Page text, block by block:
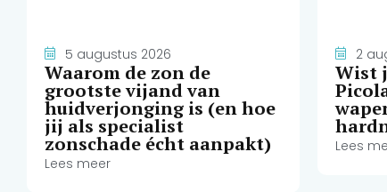
5 augustus 2026
Waarom de zon de
grootste vijand van
huidverjonging is (en hoe
jij als specialist
zonschade écht aanpakt)
Lees meer
2
Wist
Lees